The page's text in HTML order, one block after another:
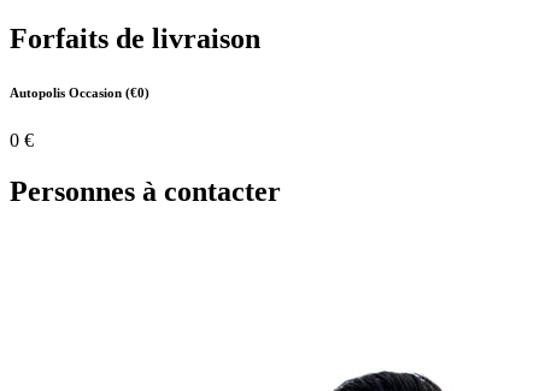
Forfaits de livraison
Autopolis Occasion (€0)
0 €
Personnes à contacter